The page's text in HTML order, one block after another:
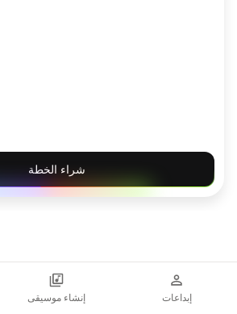
شراء الخطة
إنشاء موسيقى إبداعات